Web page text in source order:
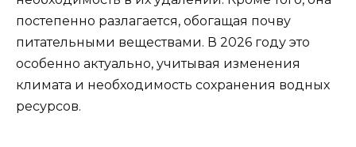
постепенно разлагается, обогащая почву
питательными веществами. В 2026 году это
особенно актуально, учитывая изменения
климата и необходимость сохранения водных
ресурсов.